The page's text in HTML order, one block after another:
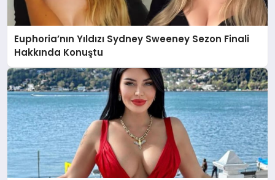
Euphoria’nın Yıldızı Sydney Sweeney Sezon Finali
Hakkında Konuştu